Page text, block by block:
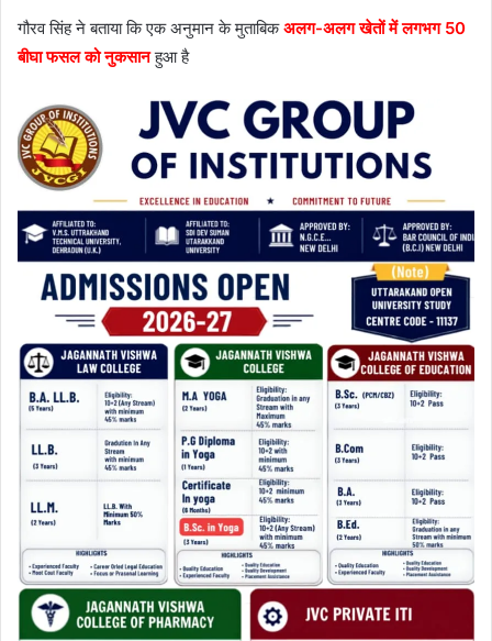
गौरव सिंह ने बताया कि एक अनुमान के मुताबिकअलग-अलग खेतों में लगभग 50
बीघा फसल को नुकसानहुआ है